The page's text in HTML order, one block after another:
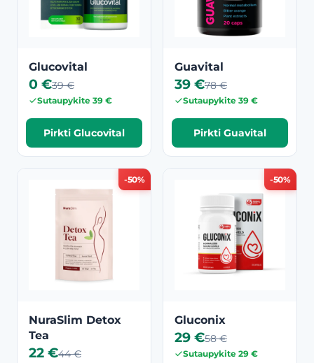
Glucovital
0 €39 €
Sutaupykite 39 €
Pirkti Glucovital
Guavital
39 €78 €
Sutaupykite 39 €
Pirkti Guavital
-50%
NuraSlim Detox
Tea
22 €44 €
-50%
Gluconix
29 €58 €
Sutaupykite 29 €